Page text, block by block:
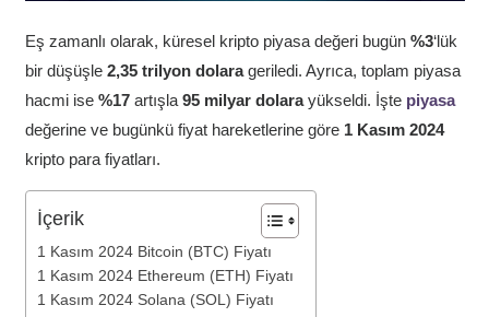
Eş zamanlı olarak, küresel kripto piyasa değeri bugün %3‘lük
bir düşüşle 2,35 trilyon dolarageriledi. Ayrıca, toplam piyasa
hacmi ise %17artışla 95 milyar dolarayükseldi. İşte piyasa
değerine ve bugünkü fiyat hareketlerine göre 1 Kasım 2024
kripto para fiyatları.
İçerik
1 Kasım 2024 Bitcoin (BTC) Fiyatı
1 Kasım 2024 Ethereum (ETH) Fiyatı
1 Kasım 2024 Solana (SOL) Fiyatı